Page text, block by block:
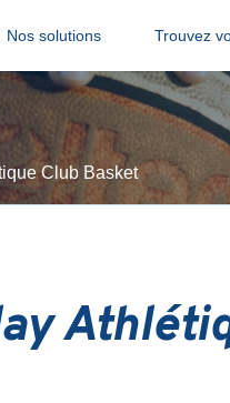
Nos solutions Trouvez
Club Basket